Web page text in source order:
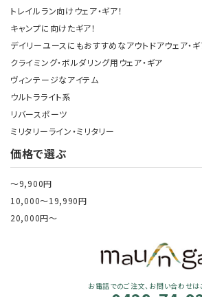
トレイルラン向けウェア・ギア！
キャンプに向けたギア！
デイリーユースにもおすすめなアウトドアウェア・
クライミング・ボルダリング用ウェア・ギア
ヴィンテージなアイテム
ウルトラライト系
リバースポーツ
ミリタリーライン・ミリタリー
価格で選ぶ
～9,900円
10,000～19,990円
20,000円～
お電話でのご注文、お問い合わせは